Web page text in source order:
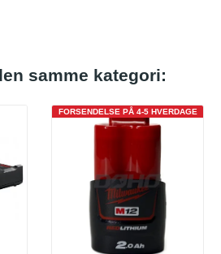
samme kategori:
FORSENDELSE PÅ 4-5 HVERDAGE